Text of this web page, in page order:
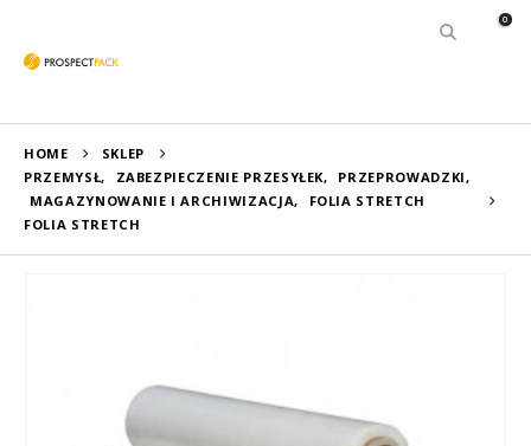
0
HOME
SKLEP
PRZEMYSŁ, ZABEZPIECZENIE PRZESYŁEK, PRZEPROWADZKI,
MAGAZYNOWANIE I ARCHIWIZACJA,
FOLIA STRETCH
FOLIA STRETCH